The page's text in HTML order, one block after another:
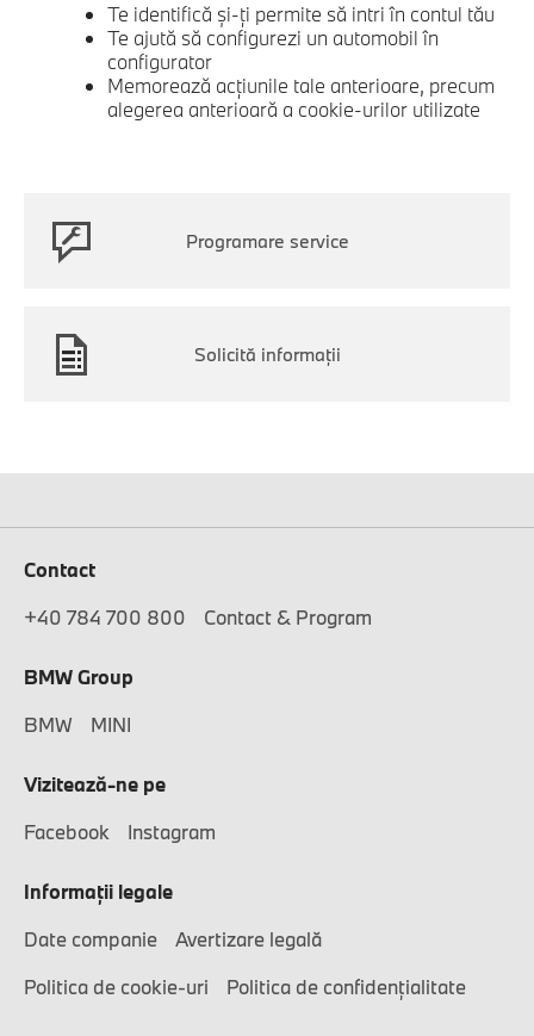
Te identifică şi-ţi permite să intri în contul tău
Te ajută să configurezi un automobil în
configurator
Memorează acţiunile tale anterioare, precum
alegerea anterioară a cookie-urilor utilizate
Programare service
Solicită informaţii
Contact
+40 784 700 800
Contact & Program
BMW Group
BMW
MINI
Vizitează-ne pe
Facebook
Instagram
Informaţii legale
Date companie
Avertizare legală
Politica de cookie-uri
Politica de confidenţialitate